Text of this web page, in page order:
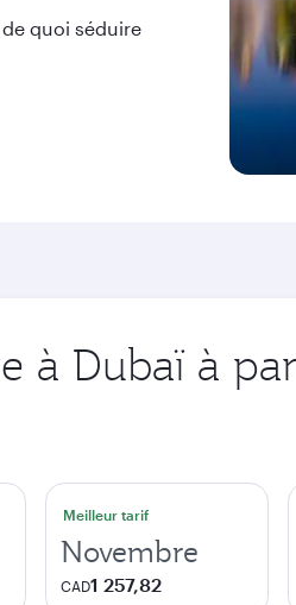
quoi séduire
à Dubaï à
Meilleur tarif
Novembre
CAD1 257,82